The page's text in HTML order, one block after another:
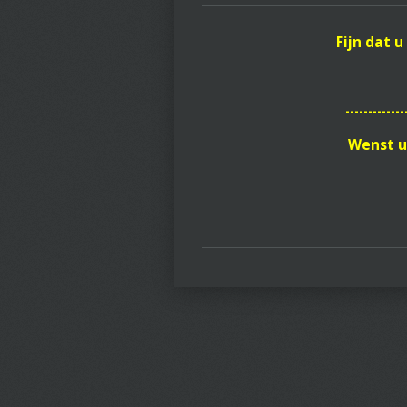
Fijn dat
Wenst